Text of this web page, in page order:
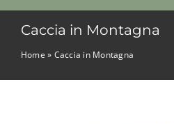
Penna e Piuma
A palla
Caccia in Montagna
Home » Caccia in Montagna